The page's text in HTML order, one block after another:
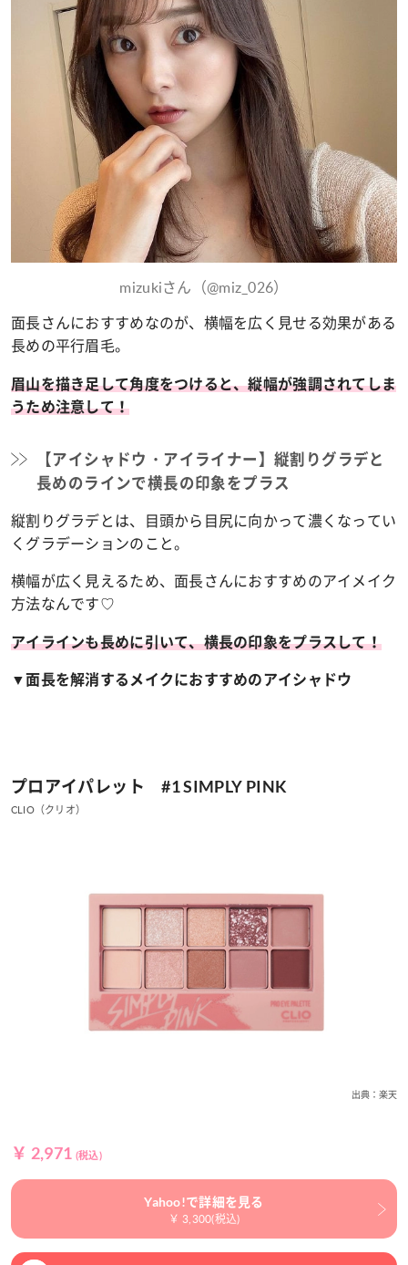
mizukiさん（@miz_026）
面長さんにおすすめなのが、横幅を広く見せる効果がある
長めの平行眉毛。
眉山を描き足して角度をつけると、縦幅が強調されてしま
うため注意して！
【アイシャドウ・アイライナー】縦割りグラデと
長めのラインで横長の印象をプラス
縦割りグラデとは、目頭から目尻に向かって濃くなってい
くグラデーションのこと。
横幅が広く見えるため、面長さんにおすすめのアイメイク
方法なんです♡
アイラインも長めに引いて、横長の印象をプラスして！
▼面長を解消するメイクにおすすめのアイシャドウ
プロアイパレット #1 SIMPLY PINK
CLIO（クリオ）
出典：楽天
￥ 2,971 (税込)
Yahoo!で詳細を見る
￥ 3,300(税込)